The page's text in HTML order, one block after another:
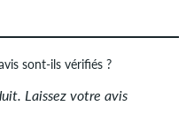
sont-ils vérifiés ?
client skatedeluxe
publiés après notre
Laissez votre avis